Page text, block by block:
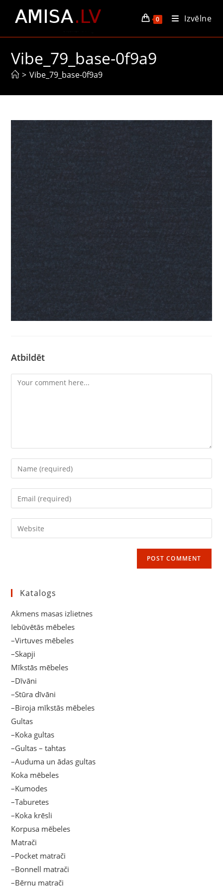
0 Izvēlne
Vibe_79_base-0f9a9
> Vibe_79_base-0f9a9
Atbildēt
Comment
Enter
your
name
comment
Enter
your
email
address
Enter
your
Katalogs
Akmens masas izlietnes
Iebūvētās mēbeles
–Virtuves mēbeles
–Skapji
Mīkstās mēbeles
–Dīvāni
–Stūra dīvāni
–Biroja mīkstās mēbeles
Gultas
–Koka gultas
–Gultas – tahtas
–Auduma un ādas gultas
Koka mēbeles
–Kumodes
–Taburetes
–Koka krēsli
Korpusa mēbeles
Matrači
–Pocket matrači
–Bonnell matrači
–Bērnu matrači